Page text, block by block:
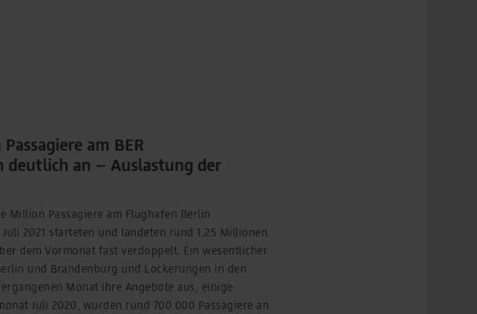
am BER
deutlich an – Auslastung der
Million Passagiere am Flughafen Berlin
2021 starteten und landeten rund 1,25 Millionen
dem Vormonat fast verdoppelt. Ein wesentlicher
und Brandenburg und Lockerungen in den
Monat ihre Angebote aus, einige
Juli 2020, wurden rund 700.000 Passagiere an